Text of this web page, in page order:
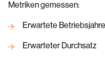
Metriken gemessen:
Erwartete Betriebsjahre
Erwarteter Durchsatz